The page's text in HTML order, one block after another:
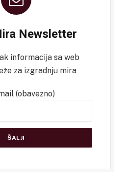
Newsletter
informacija sa web
za izgradnju mira
(obavezno)